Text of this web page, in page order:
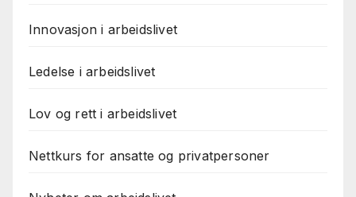
Innovasjon i arbeidslivet
Ledelse i arbeidslivet
Lov og rett i arbeidslivet
Nettkurs for ansatte og privatpersoner